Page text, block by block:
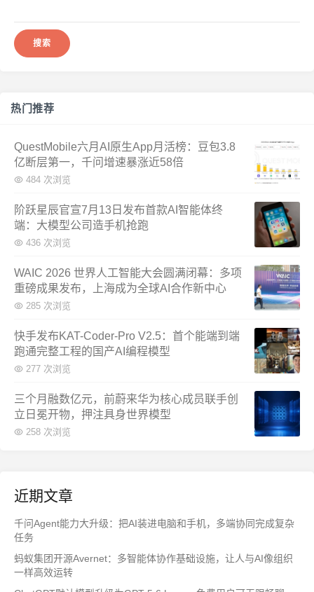
热门推荐
QuestMobile六月AI原生App月活榜：豆包3.8
亿断层第一，千问增速暴涨近58倍
484 次浏览
阶跃星辰官宣7月13日发布首款AI智能体终
端：大模型公司造手机抢跑
436 次浏览
WAIC 2026 世界人工智能大会圆满闭幕：多项
重磅成果发布，上海成为全球AI合作新中心
285 次浏览
快手发布KAT-Coder-Pro V2.5：首个能端到端
跑通完整工程的国产AI编程模型
277 次浏览
三个月融数亿元，前蔚来华为核心成员联手创
立日冕开物，押注具身世界模型
258 次浏览
近期文章
千问Agent能力大升级：把AI装进电脑和手机，多端协同完成复杂
任务
蚂蚁集团开源Avernet：多智能体协作基础设施，让人与AI像组织
一样高效运转